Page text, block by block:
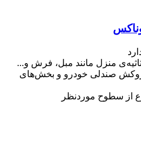
منزل مانند مبل، فرش و...
صندلی خودرو و بخش‌های
از سطوح موردنظر